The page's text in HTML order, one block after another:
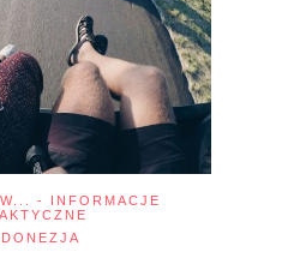
- INFORMACJE